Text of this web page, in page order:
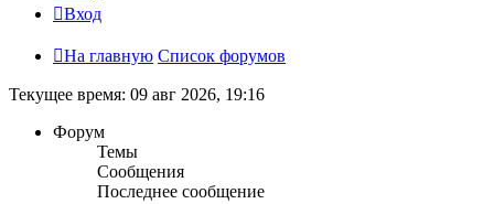
Вход
На главную Список форумов
Текущее время: 09 авг 2026, 19:16
Форум
Темы
Сообщения
Последнее сообщение